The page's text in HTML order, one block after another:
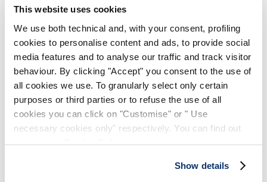
This website uses cookies
We use both technical and, with your consent, profiling
cookies to personalise content and ads, to provide social
media features and to analyse our traffic and track visitor
behaviour. By clicking "Accept" you consent to the use of
all cookies we use. To granularly select only certain
purposes or third parties or to refuse the use of all
cookies you can click on "Customise" or " Use
necessary cookies only" respectively. You can find out
more in ourCookie Policy.
Show details
(Droits de douane compris)
Légère, ajustée et confortable, ce pull en jersey de laine
léger se distingue par son motif floral stylisé, dans des tons
de beige et de vert foncé avec des touches de bleu ciel, et
une prise sur le côté gauche qui crée une légère fronce,
Col montant. Manches longues. Prise sur le côté gauche.